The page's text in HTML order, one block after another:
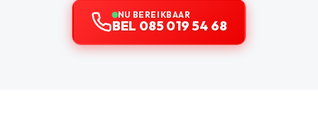
NU BEREIKBAAR
BEL 085 019 54 68